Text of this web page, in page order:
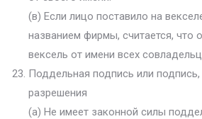
(в) Если лицо поставило на
названием фирмы, считается, что
вексель от имени всех
Поддельная подпись или подпись,
разрешения
(а) Не имеет законной силы